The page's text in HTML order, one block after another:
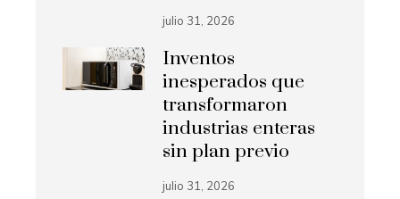
julio 31, 2026
Inventos
inesperados que
transformaron
industrias enteras
sin plan previo
julio 31, 2026